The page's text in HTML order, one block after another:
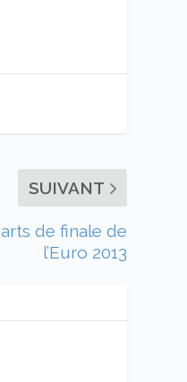
SUIVANT
de finale de
l’Euro 2013